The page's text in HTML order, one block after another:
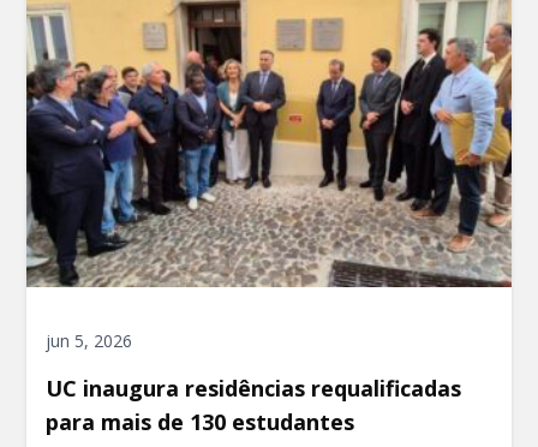
jun 5, 2026
UC inaugura residências requalificadas
para mais de 130 estudantes